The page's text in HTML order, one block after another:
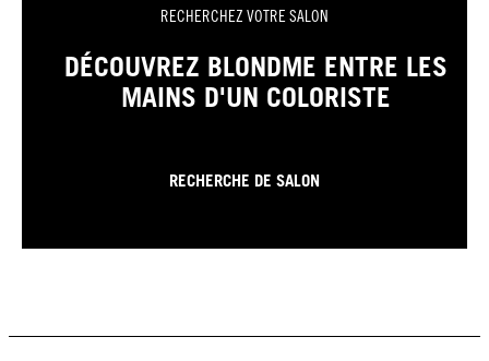
RECHERCHEZ VOTRE SALON
DÉCOUVREZ BLONDME ENTRE LES
MAINS D'UN COLORISTE
RECHERCHE DE SALON